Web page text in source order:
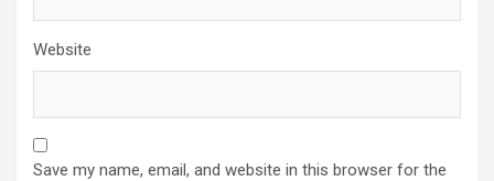
Website
Save my name, email, and website in this browser for the